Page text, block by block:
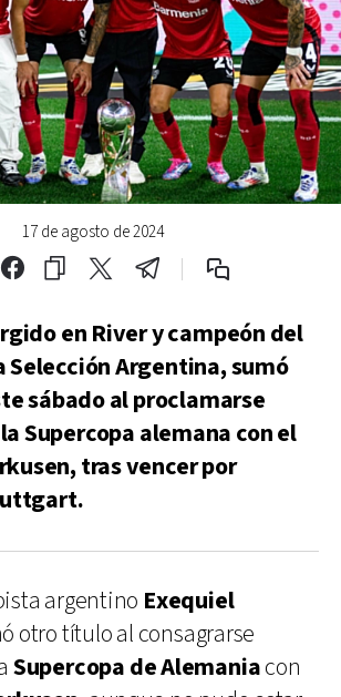
17 de agosto de 2024
en River y campeón del
Selección Argentina, sumó
sábado al proclamarse
Supercopa alemana con el
tras vencer por
argentino Exequiel
otro título al consagrarse
Supercopa de Alemaniacon